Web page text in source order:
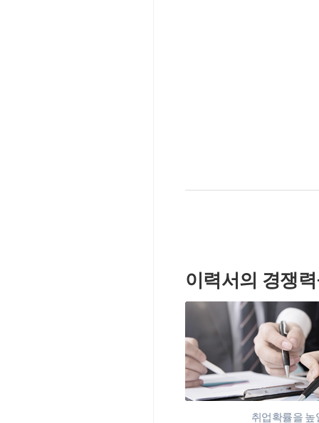
이력서의 경쟁
취업확률을 높